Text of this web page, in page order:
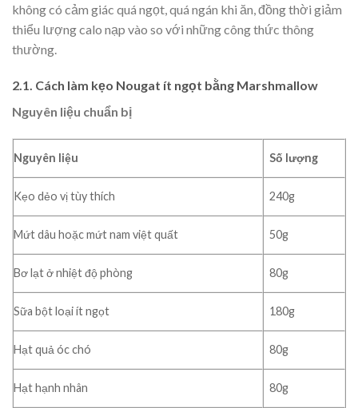
không có cảm giác quá ngọt, quá ngán khi ăn, đồng thời giảm
thiểu lượng calo nạp vào so với những công thức thông
thường.
2.1. Cách làm kẹo Nougat ít ngọt bằng Marshmallow
Nguyên liệu chuẩn bị
Nguyên liệu Số lượng
Kẹo dẻo vị tùy thích 240g
Mứt dâu hoặc mứt nam việt quất 50g
Bơ lạt ở nhiệt độ phòng 80g
Sữa bột loại ít ngọt 180g
Hạt quả óc chó 80g
Hạt hạnh nhân 80g